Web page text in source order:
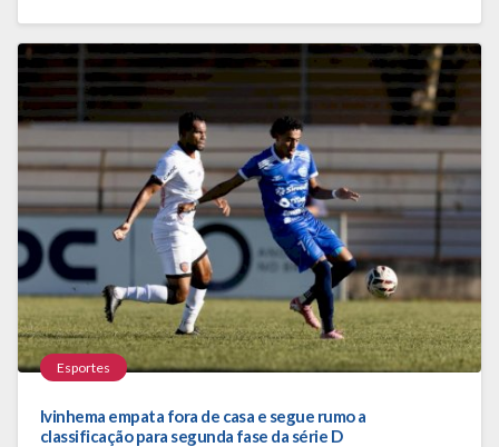
Esportes
Ivinhema empata fora de casa e segue rumo a
classificação para segunda fase da série D